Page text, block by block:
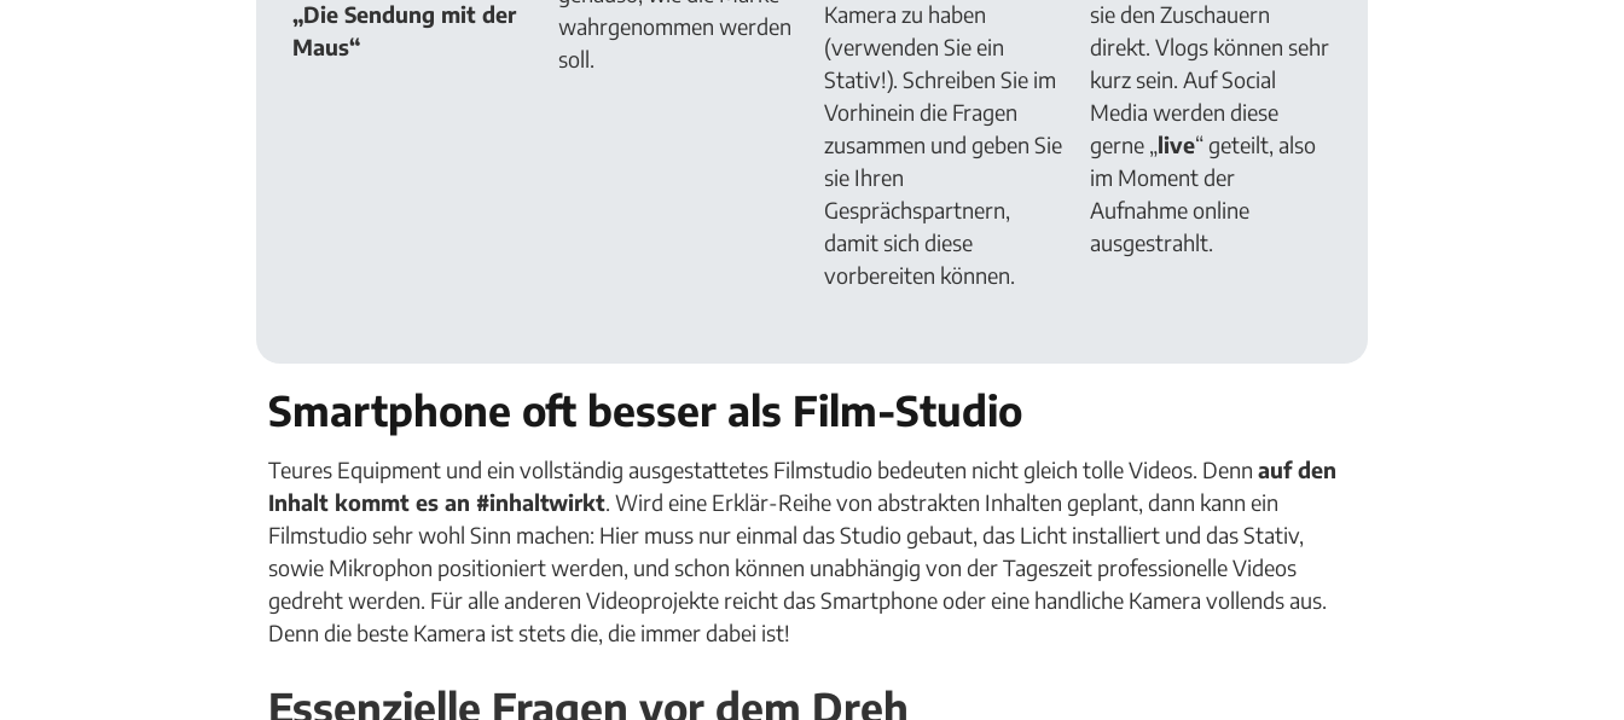
„Die Sendung mit der
Maus“
wahrgenommen werden
soll.
Kamera zu haben
(verwenden Sie ein
Stativ!). Schreiben Sie im
Vorhinein die Fragen
zusammen und geben Sie
sie Ihren
Gesprächspartnern,
damit sich diese
vorbereiten können.
sie den Zuschauern
direkt. Vlogs können sehr
kurz sein. Auf Social
Media werden diese
gerne „live“ geteilt, also
im Moment der
Aufnahme online
ausgestrahlt.
Smartphone oft besser als Film-Studio
Teures Equipment und ein vollständig ausgestattetes Filmstudio bedeuten nicht gleich tolle Videos. Denn auf den
Inhalt kommt es an #inhaltwirkt. Wird eine Erklär-Reihe von abstrakten Inhalten geplant, dann kann ein
Filmstudio sehr wohl Sinn machen: Hier muss nur einmal das Studio gebaut, das Licht installiert und das Stativ,
sowie Mikrophon positioniert werden, und schon können unabhängig von der Tageszeit professionelle Videos
gedreht werden. Für alle anderen Videoprojekte reicht das Smartphone oder eine handliche Kamera vollends aus.
Denn die beste Kamera ist stets die, die immer dabei ist!
Essenzielle Fragen vor dem Dreh